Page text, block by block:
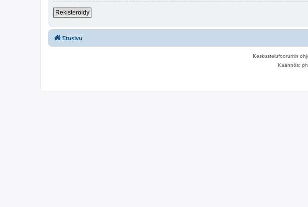
Rekisteröidy
Etusivu
Keskustelufoorumin
Käännös: